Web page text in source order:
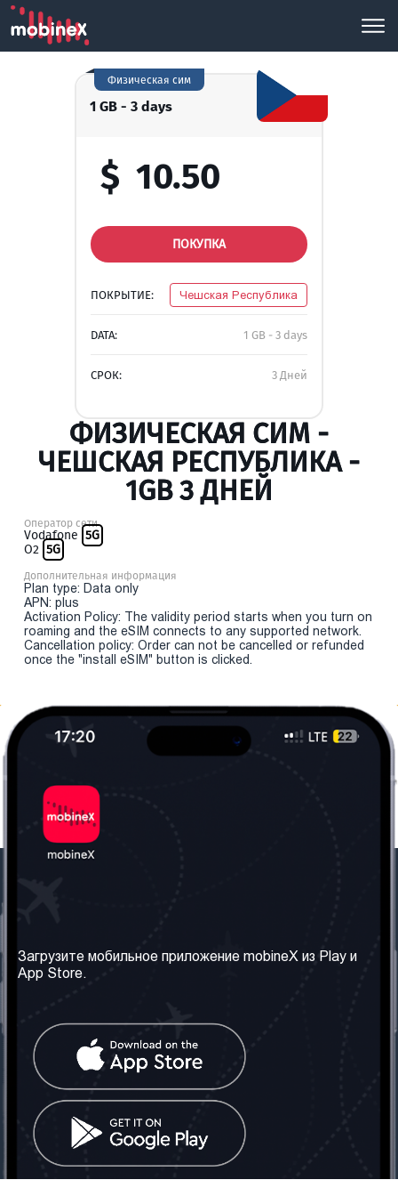
1 GB - 3 days
Физическая сим
$ 10.50
ПОКУПКА
ПОКРЫТИЕ: Чешская Республика
DATA: 1 GB - 3 days
СРОК: 3 Дней
ФИЗИЧЕСКАЯ СИМ -
ЧЕШСКАЯ РЕСПУБЛИКА -
1GB 3 ДНЕЙ
Оператор сети
Vodafone 5G
O2 5G
Дополнительная информация
Plan type: Data only
APN: plus
Activation Policy: The validity period starts when you turn on
roaming and the eSIM connects to any supported network.
Cancellation policy: Order can not be cancelled or refunded
once the "install eSIM" button is clicked.
Наши сервисы
Правила и Условия
Часто задаваемые
вопросы
Контакт
Грузия: Тбилиси
Телефон: +442030340050
Email:info@mobinex.com
Социальные сети
Загрузите мобильное приложение mobineX из Play и
App Store.